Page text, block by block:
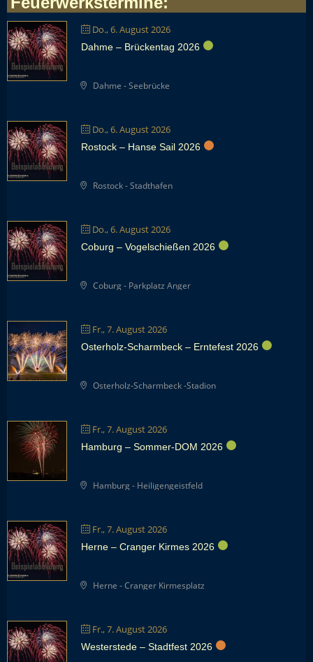
Do., 6. August 2026
Dahme – Brückentag 2026
Dahme - Seebrücke
Do., 6. August 2026
Rostock – Hanse Sail 2026
Rostock - Stadthafen
Do., 6. August 2026
Coburg – Vogelschießen 2026
Coburg - Parkplatz Anger
Fr., 7. August 2026
Osterholz-Scharmbeck – Erntefest 2026
Osterholz-Scharmbeck -Stadion
Fr., 7. August 2026
Hamburg – Sommer-DOM 2026
Hamburg - Heiligengeistfeld
Fr., 7. August 2026
Herne – Cranger Kirmes 2026
Herne - Cranger Kirmesplatz
Fr., 7. August 2026
Westerstede – Stadtfest 2026